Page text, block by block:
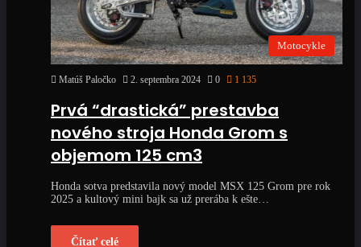
Motocykle
Matúš Paločko 2. septembra 2024 0 1 135
Prvá “drastická” prestavba
nového stroja Honda Grom s
objemom 125 cm3
Honda sotva predstavila nový model MSX 125 Grom pre rok
2025 a kultový mini bajk sa už prerába k ešte…
Čítať celé